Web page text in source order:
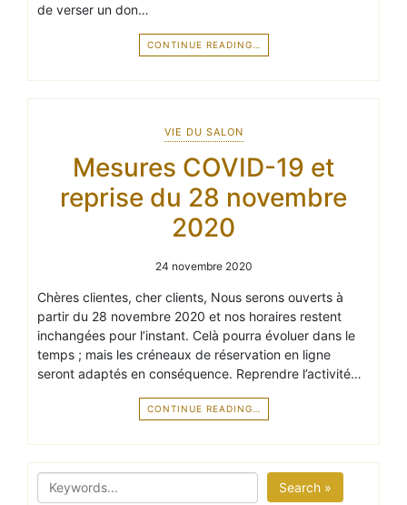
de verser un don…
CONTINUE READING…
VIE DU SALON
Mesures COVID-19 et
reprise du 28 novembre
2020
24 novembre 2020
Chères clientes, cher clients, Nous serons ouverts à
partir du 28 novembre 2020 et nos horaires restent
inchangées pour l’instant. Celà pourra évoluer dans le
temps ; mais les créneaux de réservation en ligne
seront adaptés en conséquence. Reprendre l’activité…
CONTINUE READING…
Search »